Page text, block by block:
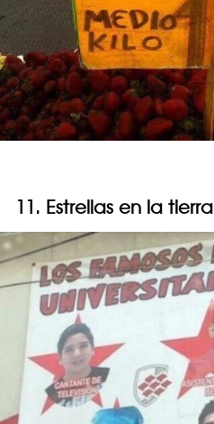
11. Estrellas en la tierra